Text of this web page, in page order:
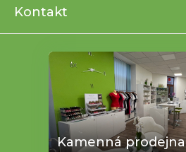
Kontakt
Kamenná prodejna